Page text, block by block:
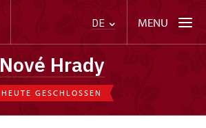
DE MENU
Nové Hrady
HEUTE GESCHLOSSEN